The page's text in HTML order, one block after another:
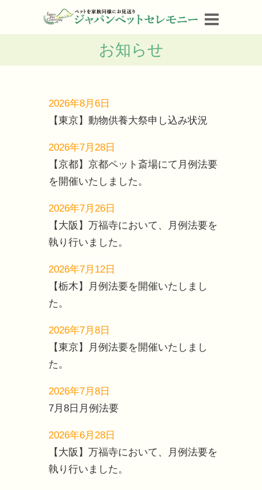
お知らせ
2026年8月6日
【東京】動物供養大祭申し込み状況
2026年7月28日
【京都】京都ペット斎場にて月例法要
を開催いたしました。
2026年7月26日
【大阪】万福寺において、月例法要を
執り行いました。
2026年7月12日
【栃木】月例法要を開催いたしまし
た。
2026年7月8日
【東京】月例法要を開催いたしまし
た。
2026年7月8日
7月8日月例法要
2026年6月28日
【大阪】万福寺において、月例法要を
執り行いました。